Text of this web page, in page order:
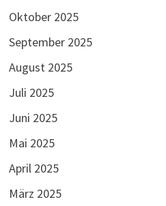
Oktober 2025
September 2025
August 2025
Juli 2025
Juni 2025
Mai 2025
April 2025
März 2025